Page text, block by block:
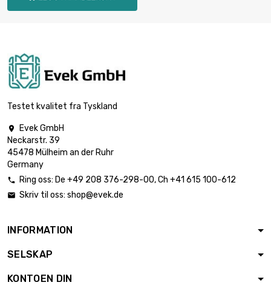
lengde : 0.4 Meter
50.8mm
lengde : 0.2 Meter
diameter : 60mm
lengde : 0.3 Meter
lengde : 0.1 Meter
Testet kvalitet fra Tyskland

Evek GmbH
Neckarstr. 39
45478 Mülheim an der Ruhr
Germany
 Ring oss: De +49 208 376-298-00, Ch +41 615 100-612
 Skriv til oss: shop@evek.de
INFORMATION
SELSKAP
KONTOEN DIN